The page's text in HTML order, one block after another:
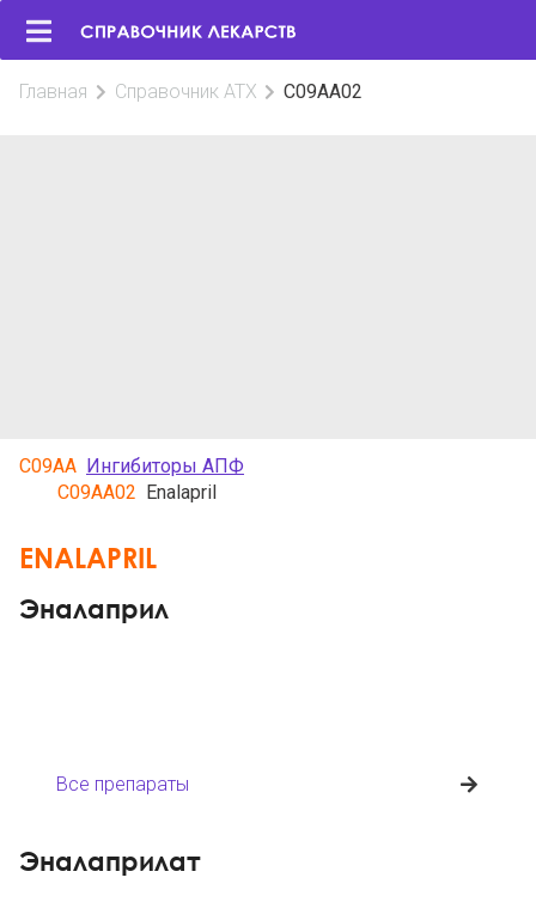
Главная Справочник АТХ C09AA02
C09AA Ингибиторы АПФ
C09AA02
Enalapril
ENALAPRIL
Эналаприл
Все препараты
Эналаприлат